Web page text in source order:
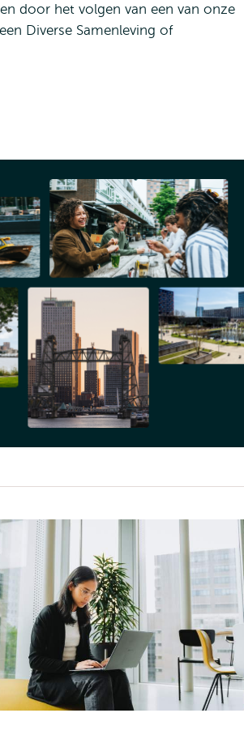
door het volgen van een van onze
Diverse Samenleving of